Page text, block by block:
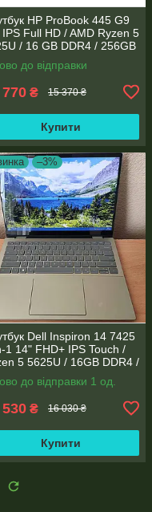
HP ProBook 445 G9
IPS Full HD / AMD Ryzen 5
/ 16 GB DDR4 / 256GB
M.2 / AMD Radeon RX
7 / WebCam
до відправки
₴ 15 370 ₴
Купити
–3%
Dell Inspiron 14 7425
1 14" FHD+ IPS Touch /
5 5625U / 16GB DDR4 /
SSD / Radeon Vega 7 /
до відправки 1 од.
₴ 16 030 ₴
Купити